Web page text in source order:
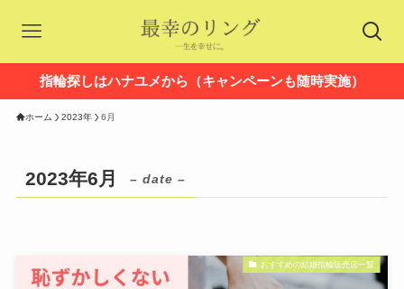
指輪探しはハナユメから（キャンペーンも随時実施）
ホーム 2023年 6月
2023年6月 – date –
おすすめの結婚指輪販売店一覧